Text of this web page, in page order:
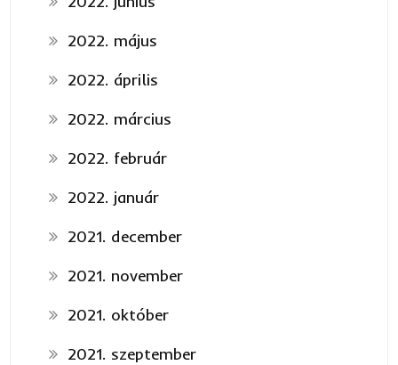
2022. május
2022. április
2022. március
2022. február
2022. január
2021. december
2021. november
2021. október
2021. szeptember